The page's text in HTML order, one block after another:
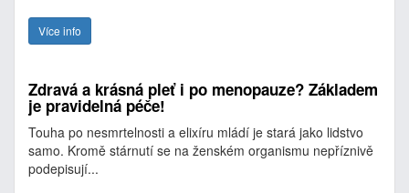
Více info
Zdravá a krásná pleť i po menopauze? Základem
je pravidelná péče!
Touha po nesmrtelnosti a elixíru mládí je stará jako lidstvo
samo. Kromě stárnutí se na ženském organismu nepříznivě
podepisují...